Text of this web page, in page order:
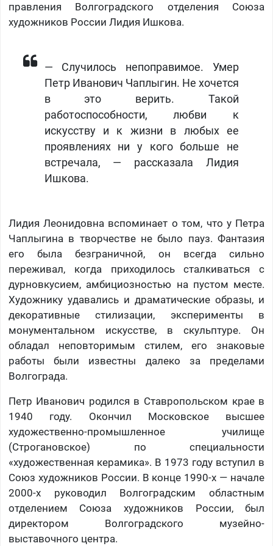
правления Волгоградского отделения Союза
художников России Лидия Ишкова.
— Случилось непоправимое. Умер
Петр Иванович Чаплыгин. Не хочется
в это верить. Такой
работоспособности, любви к
искусству и к жизни в любых ее
проявлениях ни у кого больше не
встречала, — рассказала Лидия
Ишкова.
Лидия Леонидовна вспоминает о том, что у Петра
Чаплыгина в творчестве не было пауз. Фантазия
его была безграничной, он всегда сильно
переживал, когда приходилось сталкиваться с
дурновкусием, амбициозностью на пустом месте.
Художнику удавались и драматические образы, и
декоративные стилизации, эксперименты в
монументальном искусстве, в скульптуре. Он
обладал неповторимым стилем, его знаковые
работы были известны далеко за пределами
Волгограда.
Петр Иванович родился в Ставропольском крае в
1940 году. Окончил Московское высшее
художественно-промышленное училище
(Строгановское) по специальности
«художественная керамика». В 1973 году вступил в
Союз художников России. В конце 1990-х — начале
2000-х руководил Волгоградским областным
отделением Союза художников России, был
директором Волгоградского музейно-
выставочного центра.